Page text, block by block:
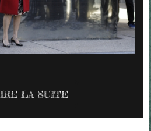
LA SUITE